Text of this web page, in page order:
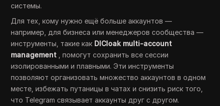
системы.
Для тех, кому нужно ещё больше аккаунтов —
например, для бизнеса или менеджеров сообщества —
инструменты, такие как DICloak multi-account
management , помогут сохранить все сессии
изолированными и плавными. Эти инструменты
позволяют организовать множество аккаунтов в одном
месте, избежать путаницы в чатах и снизить риск того,
что Telegram связывает аккаунты друг с другом.